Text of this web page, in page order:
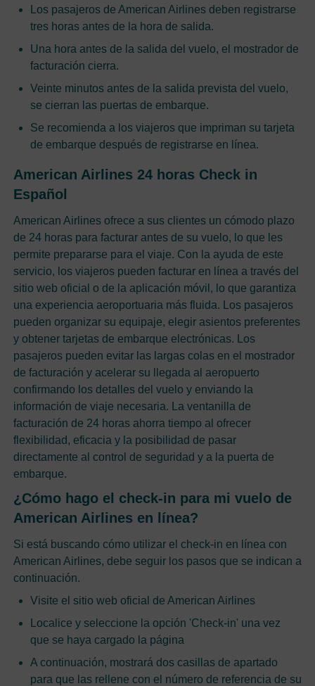
Los pasajeros de American Airlines deben registrarse
tres horas antes de la hora de salida.
Una hora antes de la salida del vuelo, el mostrador de
facturación cierra.
Veinte minutos antes de la salida prevista del vuelo,
se cierran las puertas de embarque.
Se recomienda a los viajeros que impriman su tarjeta
de embarque después de registrarse en línea.
American Airlines 24 horas Check in
Español
American Airlines ofrece a sus clientes un cómodo plazo
de 24 horas para facturar antes de su vuelo, lo que les
permite prepararse para el viaje. Con la ayuda de este
servicio, los viajeros pueden facturar en línea a través del
sitio web oficial o de la aplicación móvil, lo que garantiza
una experiencia aeroportuaria más fluida. Los pasajeros
pueden organizar su equipaje, elegir asientos preferentes
y obtener tarjetas de embarque electrónicas. Los
pasajeros pueden evitar las largas colas en el mostrador
de facturación y acelerar su llegada al aeropuerto
confirmando los detalles del vuelo y enviando la
información de viaje necesaria. La ventanilla de
facturación de 24 horas ahorra tiempo al ofrecer
flexibilidad, eficacia y la posibilidad de pasar
directamente al control de seguridad y a la puerta de
embarque.
¿Cómo hago el check-in para mi vuelo de
American Airlines en línea?
Si está buscando cómo utilizar el check-in en línea con
American Airlines, debe seguir los pasos que se indican a
continuación.
Visite el sitio web oficial de American Airlines
Localice y seleccione la opción 'Check-in' una vez
que se haya cargado la página
A continuación, mostrará dos casillas de apartado
para que las rellene con el número de referencia de su